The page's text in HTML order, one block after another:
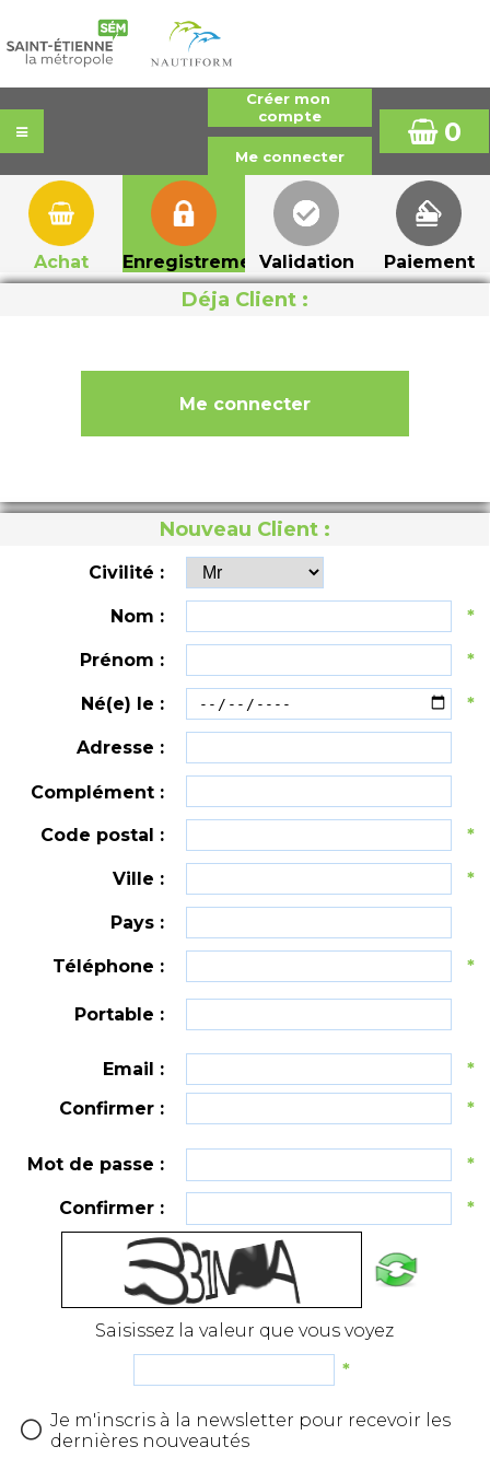
0
Achat EnregistrementValidation Paiement
Déja Client :
Nouveau Client :
Civilité :
Nom : *
Prénom : *
Né(e) le : *
Adresse :
Complément :
Code postal : *
Ville : *
Pays :
Téléphone : *
Portable :
Email :
*
Confirmer :
*
Mot de passe : *
Confirmer : *
Saisissez la valeur que vous voyez
*
Je m'inscris à la newsletter pour recevoir les
dernières nouveautés